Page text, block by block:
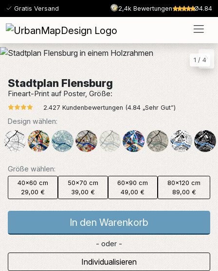
Gratis Versand 2,4k Bewertungen Ø4.84
1 / 4
2.427 Kundenbewertungen (4.84 „Sehr Gut”)
Stadtplan Flensburg
Fineart-Print auf Poster, Größe:
Design wählen:
Größe wählen:
40x60 cm
29,00 €
50x70 cm
39,00 €
60x90 cm
49,00 €
80x120 cm
89,00 €
In den Warenkorb
- oder -
Individualisieren